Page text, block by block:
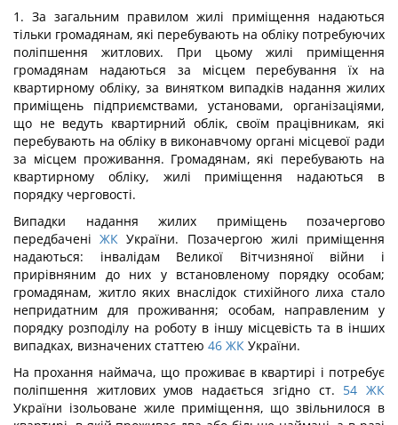
1. За загальним правилом жилі приміщення надаються
тільки громадянам, які перебувають на обліку потребуючих
поліпшення житлових. При цьому жилі приміщення
громадянам надаються за місцем перебування їх на
квартирному обліку, за винятком випадків надання жилих
приміщень підприємствами, установами, організаціями,
що не ведуть квартирний облік, своїм працівникам, які
перебувають на обліку в виконавчому органі місцевої ради
за місцем проживання. Громадянам, які перебувають на
квартирному обліку, жилі приміщення надаються в
порядку черговості.
Випадки надання жилих приміщень позачергово
передбаченіЖК України. Позачергою жилі приміщення
надаються: інвалідам Великої Вітчизняної війни і
прирівняним до них у встановленому порядку особам;
громадянам, житло яких внаслідок стихійного лиха стало
непридатним для проживання; особам, направленим у
порядку розподілу на роботу в іншу місцевість та в інших
випадках, визначених статтею 46 ЖК України.
На прохання наймача, що проживає в квартирі і потребує
поліпшення житлових умов надається згідно ст. 54ЖК
України ізольоване жиле приміщення, що звільнилося в